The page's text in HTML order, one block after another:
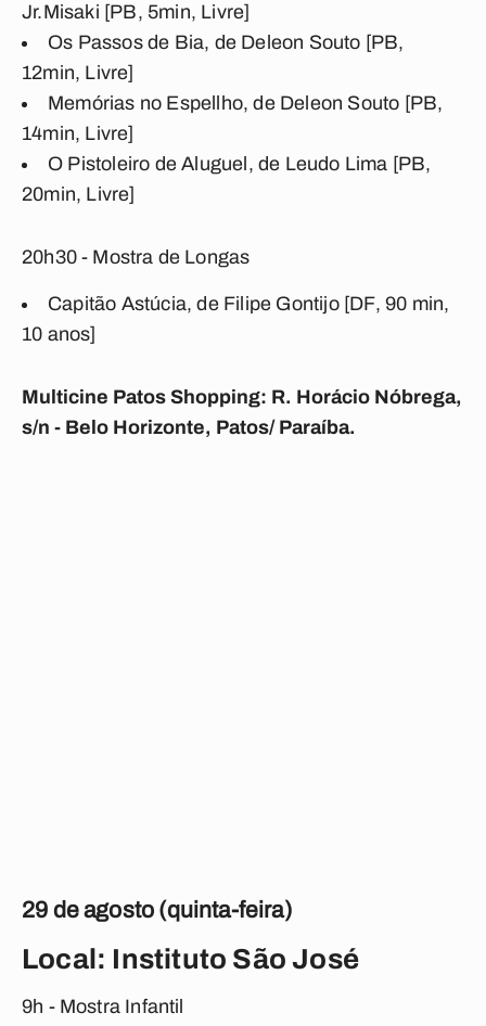
Jr.Misaki [PB, 5min, Livre]
Os Passos de Bia, de Deleon Souto [PB,
12min, Livre]
Memórias no Espellho, de Deleon Souto [PB,
14min, Livre]
O Pistoleiro de Aluguel, de Leudo Lima [PB,
20min, Livre]
​20h30 - Mostra de Longas
Capitão Astúcia, de Filipe Gontijo [DF, 90 min,
10 anos]
Multicine Patos Shopping: R. Horácio Nóbrega,
s/n - Belo Horizonte, Patos/ Paraíba.
29 de agosto (quinta-feira)
Local: Instituto São José
9h - Mostra Infantil